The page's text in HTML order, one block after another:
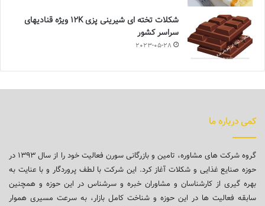
شکلات تخته ای شیرینی پزی 12K ویژه قنادیهای
سراسر کشور
2023-05-28
کمی درباره ما
گروه شرکت های مشاوره، تامین و بازرگانی سورن فعالیت خود را از سال ۱۳۹۳ در
حوزه صنایع غذایی و شکلات آغاز کرد. این شرکت با لطف پروردگار و با عنایت به
بهره گیری از کارشناسان و مشاوران خبره و سرشناس در این حوزه و همچنین
سابقه فعالیت ها در این حوزه و شناخت کامل بازار، به سرعت مسیری هموار